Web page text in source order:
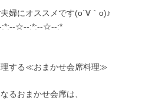
婦にオススメです(o´∀｀o)♪
☆--:*:--☆--:*
理する≪おまかせ会席料理≫
るおまかせ会席は、